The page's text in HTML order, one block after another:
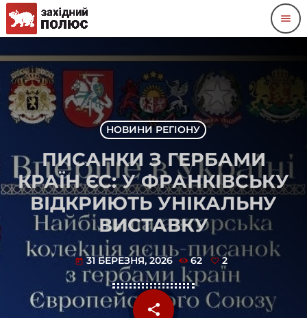
menu
НОВИНИ РЕГІОНУ
ПИСАНКИ З ГЕРБАМИ
КРАЇН ЄС: У ФРАНКІВСЬКУ
ВІДКРИЮТЬ УНІКАЛЬНУ
ВИСТАВКУ
today 31 БЕРЕЗНЯ, 2026 62 2
share
email